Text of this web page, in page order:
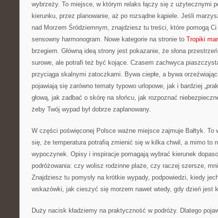
wybrzeży. To miejsce, w którym relaks łączy się z użytecznymi
kierunku, przez planowanie, aż po rozsądne kąpiele. Jeśli
nad Morzem Śródziemnym, znajdziesz tu treści, które pomogą Ci
sensowny harmonogram. Nowe kategorie na stronie to Tropiki
brzegiem. Główną ideą strony jest pokazanie, że słona
surowe, ale potrafi też być kojące. Czasem zachwyca
przyciąga skalnymi zatoczkami. Bywa ciepłe, a bywa
pojawiają się zarówno tematy typowo urlopowe, jak i bardziej
głową, jak zadbać o skórę na słońcu, jak rozpoznać
żeby Twój wypad był dobrze zaplanowany.
W części poświęconej Polsce ważne miejsce zajmuje Bałtyk. To
się, że temperatura potrafią zmienić się w kilka chwil, a mimo to
wypoczynek. Opisy i inspiracje pomagają wybrać kierunek
podróżowania: czy wolisz rodzinne plaże, czy raczej szersze,
Znajdziesz tu pomysły na krótkie wypady, podpowiedzi, kiedy
wskazówki, jak cieszyć się morzem nawet wtedy, gdy dzień jest
Duży nacisk kładziemy na praktyczność w podróży. Dlatego